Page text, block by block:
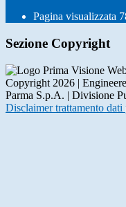
Pagina visualizzata
Sezione Copyright
Copyright 2026 |
Parma S.p.A. | Divisione
Disclaimer trattamento dati